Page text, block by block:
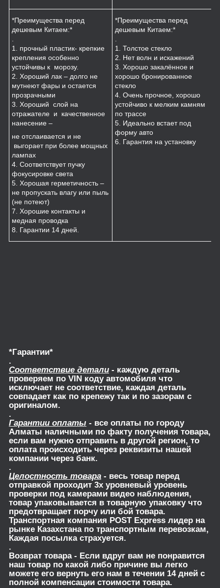
*Преимущества перед
дешевым Китаем:*
.
1. прочный пластик- крепкие
крепления особенно
устойчивы к морозу.
2. Хороший лак – долго не
мутнеют фары и остается
прозрачными
3. Хороший слой на
отражателе и качественное
нанесение –
не отслаивается и не
выгорает при более мощных
лампах
4. Соответствует пучку
фокусировке света
5. Хорошая герметичность –
не пропускать влагу или пыль
(не потеют)
7. Хорошие контакты и
медная проводка
8. Гарантии 14 дней.
*Преимущества перед
дешевым Китаем:*
.
1. Толстое стекло
2. Нет волн и искажений
3. Хорошо закалённое и
хорошо бронированное
стекло
4. Очень прочное, хорошо
устойчиво к мелким камням
по трассе
5. Идеально встает под
форму авто
6. Гарантия на установку
*Гарантии*
.
Соответствие детали - каждую деталь
проверяем по VIN коду автомобиля что
исключает не соответствие, каждая деталь
совпадает как по крепежу так и по зазорам с
оригиналом.
.
Гарантии оплаты - все оплаты по городу
Алматы наличными по факту получения товара,
если вам нужно отправить в другой регион, то
оплата происходить через реквизиты нашей
компании через банк.
.
Целостность товара - весь товар перед
отправкой проходит 3х уровневый уровень
проверки под камерами видео наблюдения,
товар упаковывается в товарную упаковку что
предотвращает порчу или бой товара.
Транспортная компания POST Express лидер на
рынке Казахстана по транспортным перевозкам,
Каждая посылка страхуется.
.
Возврат товара- Если вдруг вам не понравится
наш товар по какой либо причине вы легко
можете его вернуть его нам в течении 14 дней с
полной компенсации стоимости товара.